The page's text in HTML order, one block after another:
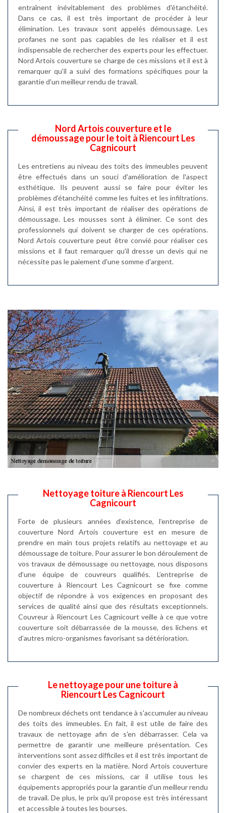
entraînent inévitablement des problèmes d'étanchéité.
Dans ce cas, il est très important de procéder à leur
élimination. Les travaux sont appelés démoussage. Les
profanes ne sont pas capables de les réaliser et il est
indispensable de rechercher des experts pour les effectuer.
Nord Artois couverture se charge de ces missions et il est à
remarquer qu'il a suivi des formations spécifiques pour la
garantie d'un meilleur rendu de travail.
Nord Artois couverture et le
démoussage pour le toit à Riencourt Les
Cagnicourt
Les entretiens au niveau des toits des immeubles peuvent
être effectués dans un souci d'amélioration de l'aspect
esthétique. Ils peuvent aussi se faire pour éviter les
problèmes d'étanchéité comme les fuites et les infiltrations.
Ainsi, il est très important de réaliser des opérations de
démoussage. Les mousses sont à éliminer. Ce sont des
professionnels qui doivent se charger de ces opérations.
Nord Artois couverture peut être convié pour réaliser ces
missions et il faut remarquer qu'il dresse un devis qui ne
nécessite pas le paiement d'une somme d'argent.
Nettoyage toiture à Riencourt Les
Cagnicourt
Forte de plusieurs années d’existence, l’entreprise de
couverture Nord Artois couverture est en mesure de
prendre en main tous projets relatifs au nettoyage et au
démoussage de toiture. Pour assurer le bon déroulement de
vos travaux de démoussage ou nettoyage, nous disposons
d’une équipe de couvreurs qualifiés. L’entreprise de
couverture à Riencourt Les Cagnicourt se fixe comme
objectif de répondre à vos exigences en proposant des
services de qualité ainsi que des résultats exceptionnels.
Couvreur à Riencourt Les Cagnicourt veille à ce que votre
couverture soit débarrassée de la mousse, des lichens et
d’autres micro-organismes favorisant sa détérioration.
Le nettoyage pour une toiture à
Riencourt Les Cagnicourt
De nombreux déchets ont tendance à s'accumuler au niveau
des toits des immeubles. En fait, il est utile de faire des
travaux de nettoyage afin de s'en débarrasser. Cela va
permettre de garantir une meilleure présentation. Ces
interventions sont assez difficiles et il est très important de
convier des experts en la matière. Nord Artois couverture
se chargent de ces missions, car il utilise tous les
équipements appropriés pour la garantie d'un meilleur rendu
de travail. De plus, le prix qu'il propose est très intéressant
et accessible à toutes les bourses.